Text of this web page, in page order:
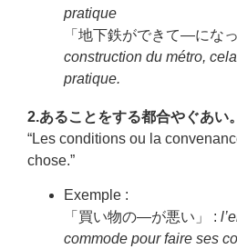
pratique
「地下鉄ができて—にな
construction du métro,
pratique.
2.あることをする都合やぐあい。
“Les conditions ou la
chose.”
Exemple :
「買い物の—が悪い」 :
commode pour faire ses